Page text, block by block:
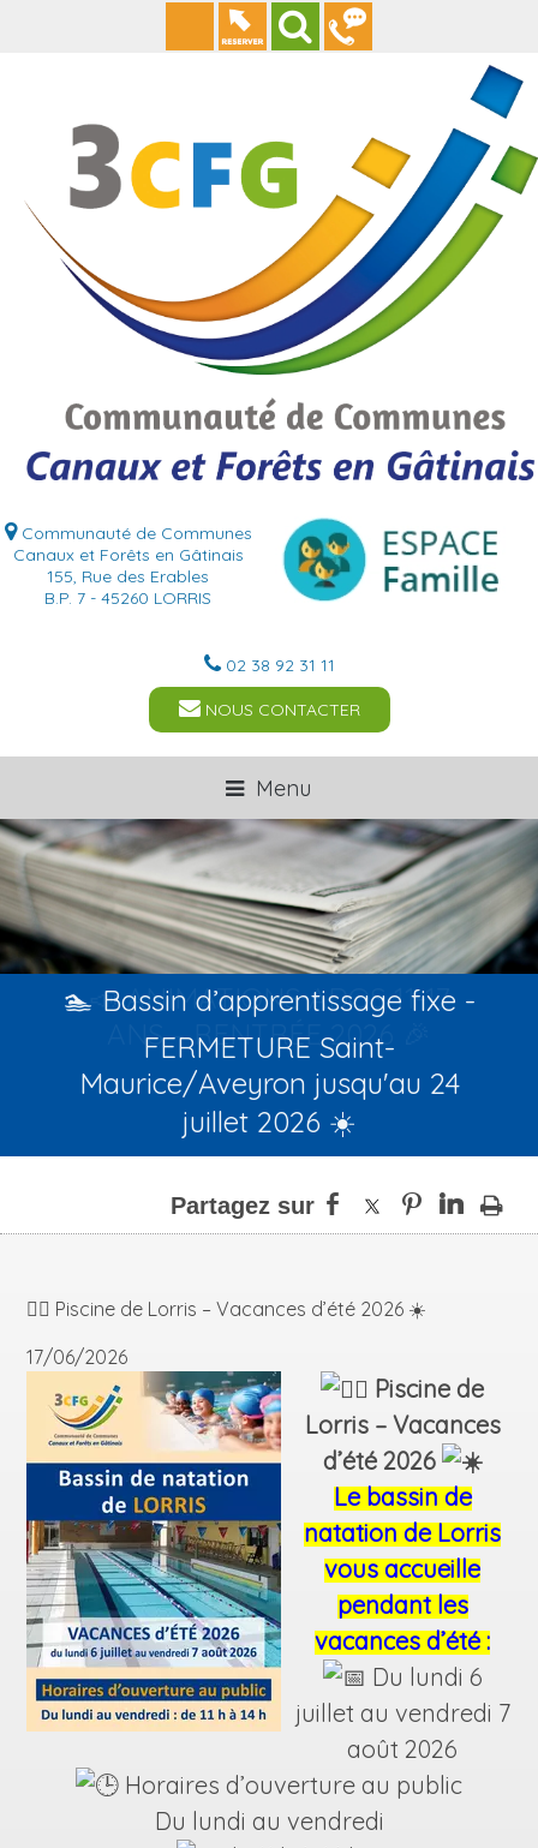
02 38 92 31 11
NOUS CONTACTER
Communauté de Communes
Canaux et Forêts en Gâtinais
155, Rue des Erables
B.P. 7 - 45260 LORRIS
Menu
🏊 Bassin d’apprentissage fixe -
FERMETURE Saint-
Maurice/Aveyron jusqu'au 24
juillet 2026 ☀️
🏊‍♀️ Piscine de Lorris – Vacances d’été 2026 ☀️
17/06/2026
Piscine de
Lorris – Vacances
d’été 2026
Le bassin de
natation de Lorris
vous accueille
pendant les
vacances d’été :
Du lundi 6
juillet au vendredi 7
août 2026
Horaires d’ouverture au public
Du lundi au vendredi